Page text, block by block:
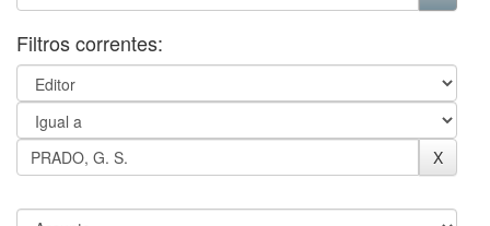
Filtros correntes: